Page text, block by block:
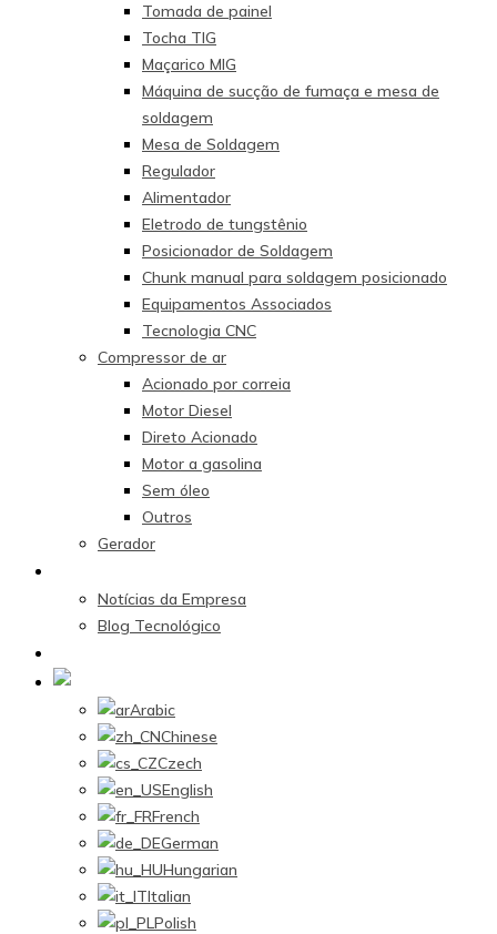
Tomada de painel
Tocha TIG
Maçarico MIG
Máquina de sucção de fumaça e mesa de
soldagem
Mesa de Soldagem
Regulador
Alimentador
Eletrodo de tungstênio
Posicionador de Soldagem
Chunk manual para soldagem posicionado
Equipamentos Associados
Tecnologia CNC
Compressor de ar
Acionado por correia
Motor Diesel
Direto Acionado
Motor a gasolina
Sem óleo
Outros
Gerador
Notícias da Empresa
Blog Tecnológico
Arabic
Chinese
Czech
English
French
German
Hungarian
Italian
Polish